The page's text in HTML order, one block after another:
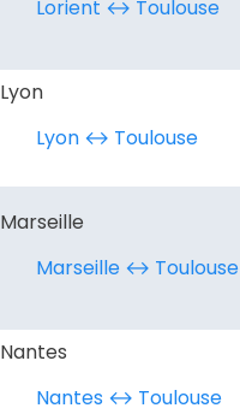
Lorient ↔︎ Toulouse
Lyon
Lyon ↔︎ Toulouse
Marseille
Marseille ↔︎ Toulouse
Nantes
Nantes ↔︎ Toulouse